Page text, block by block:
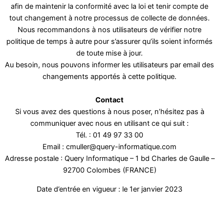
afin de maintenir la conformité avec la loi et tenir compte de
tout changement à notre processus de collecte de données.
Nous recommandons à nos utilisateurs de vérifier notre
politique de temps à autre pour s’assurer qu’ils soient informés
de toute mise à jour.
Au besoin, nous pouvons informer les utilisateurs par email des
changements apportés à cette politique.
Contact
Si vous avez des questions à nous poser, n’hésitez pas à
communiquer avec nous en utilisant ce qui suit :
Tél. : 01 49 97 33 00
Email : cmuller@query-informatique.com
Adresse postale : Query Informatique – 1 bd Charles de Gaulle –
92700 Colombes (FRANCE)
Date d’entrée en vigueur : le 1er janvier 2023